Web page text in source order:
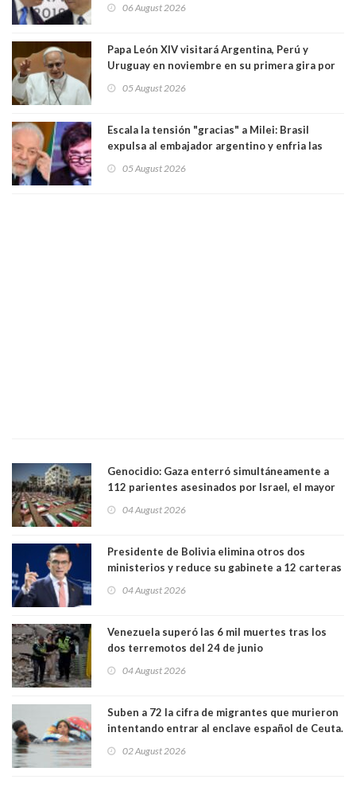
06 August 2026
Papa León XIV visitará Argentina, Perú y
Uruguay en noviembre en su primera gira por
05 August 2026
Escala la tensión "gracias" a Milei: Brasil
expulsa al embajador argentino y enfria las
trasandino
05 August 2026
Genocidio: Gaza enterró simultáneamente a
112 parientes asesinados por Israel, el mayor
muertos figuran 44 niños y nueve ancianos
04 August 2026
Presidente de Bolivia elimina otros dos
ministerios y reduce su gabinete a 12 carteras
04 August 2026
Venezuela superó las 6 mil muertes tras los
dos terremotos del 24 de junio
04 August 2026
Suben a 72 la cifra de migrantes que murieron
intentando entrar al enclave español de Ceuta.
02 August 2026